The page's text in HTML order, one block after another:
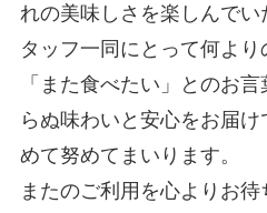
れの美味しさを楽しんで
タッフ一同にとって何より
「また食べたい」とのお
らぬ味わいと安心をお届
めて努めてまいります。
またのご利用を心よりお